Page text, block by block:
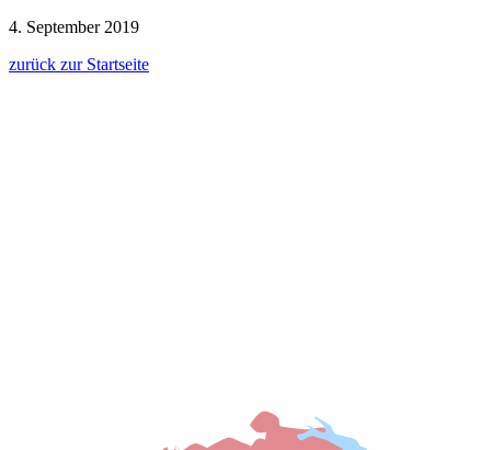
4. September 2019
zurück zur Startseite